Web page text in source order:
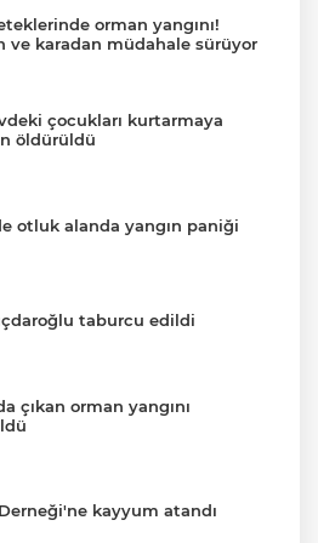
orman yangını!
ve karadan müdahale sürüyor
çocukları kurtarmaya
öldürüldü
otluk alanda yangın paniği
taburcu edildi
çıkan orman yangını
kayyum atandı